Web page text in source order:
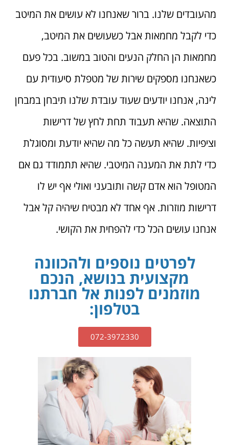
מהעובדים שלנו. ברור שאנחנו לא עושים את המיטב
כדי לקבל מחמאות אבל כשעושים את המיטב,
מחמאות הן החלק הנעים והטוב במשוב. בכל פעם
כשאנחנו מספקים שירות של מטפלת סיעודית עם
לינה, אנחנו יודעים שעוד עובדת שלנו תיבחן במבחן
התוצאה. שהיא תעבוד תחת לחץ של דרישות
וציפיות. שהיא תעשה כל מה שהיא יודעת ומסוגלת
כדי לתת את המענה המיטבי. שהיא תתמודד גם אם
המטופל הוא אדם קשה ותובעני ואולי אף יש לו
דרישות מוזרות. אף אחד לא מבטיח שיהיה קל אבל
אנחנו עושים הכל כדי להפחית את הקושי.
לפרטים נוספים ולהכוונה
מקצועית בנושא, הנכם
מוזמנים לפנות אל חברתנו
בטלפון:
072-3972330